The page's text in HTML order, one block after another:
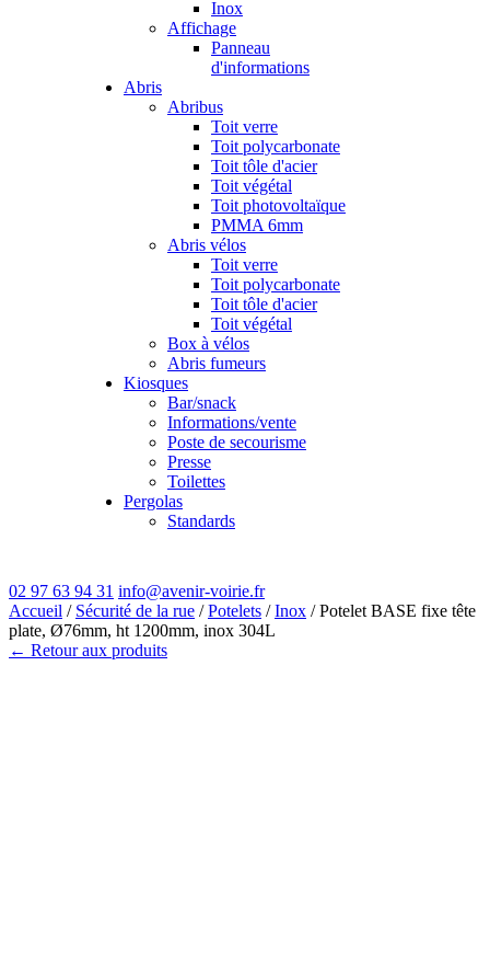
Inox
Affichage
Panneau
d'informations
Abris
Abribus
Toit verre
Toit polycarbonate
Toit tôle d'acier
Toit végétal
Toit photovoltaïque
PMMA 6mm
Abris vélos
Toit verre
Toit polycarbonate
Toit tôle d'acier
Toit végétal
Box à vélos
Abris fumeurs
Kiosques
Bar/snack
Informations/vente
Poste de secourisme
Presse
Toilettes
Pergolas
Standards
02 97 63 94 31 info@avenir-voirie.fr
Accueil / Sécurité de la rue /Potelets /Inox / Potelet BASE fixe tête
plate, Ø76mm, ht 1200mm, inox 304L
← Retour aux produits